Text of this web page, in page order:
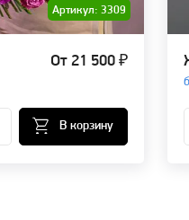
Артикул: 3309
От 21 500 ₽
В корзину